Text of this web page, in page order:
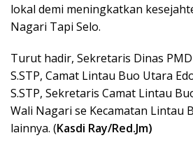
lokal demi meningkatkan
Nagari Tapi Selo.
Turut hadir, Sekretaris Dinas
S.STP, Camat Lintau Buo Utara
S.STP, Sekretaris Camat Lintau
Wali Nagari se Kecamatan Lintau
lainnya. (Kasdi Ray/Red.Jm)